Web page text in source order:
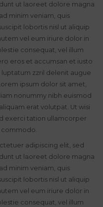
ut laoreet dolore magna
minim veniam, quis
lobortis nisl ut aliquip
vel eum iriure dolor in
consequat, vel illum
eros et accumsan et iusto
zzril delenit augue
ipsum dolor sit amet,
nonummy nibh euismod
erat volutpat. Ut wisi
exerci tation ullamcorper
commodo.
adipiscing elit, sed
ut laoreet dolore magna
minim veniam, quis
lobortis nisl ut aliquip
vel eum iriure dolor in
consequat, vel illum